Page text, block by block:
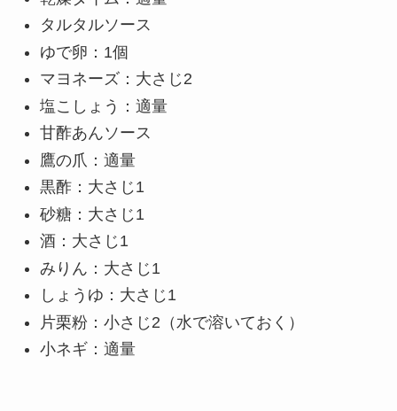
タルタルソース
ゆで卵：1個
マヨネーズ：大さじ2
塩こしょう：適量
甘酢あんソース
鷹の爪：適量
黒酢：大さじ1
砂糖：大さじ1
酒：大さじ1
みりん：大さじ1
しょうゆ：大さじ1
片栗粉：小さじ2（水で溶いておく）
小ネギ：適量